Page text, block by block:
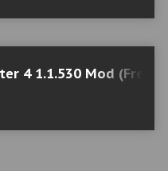
4 1.1.530 Mod (Free